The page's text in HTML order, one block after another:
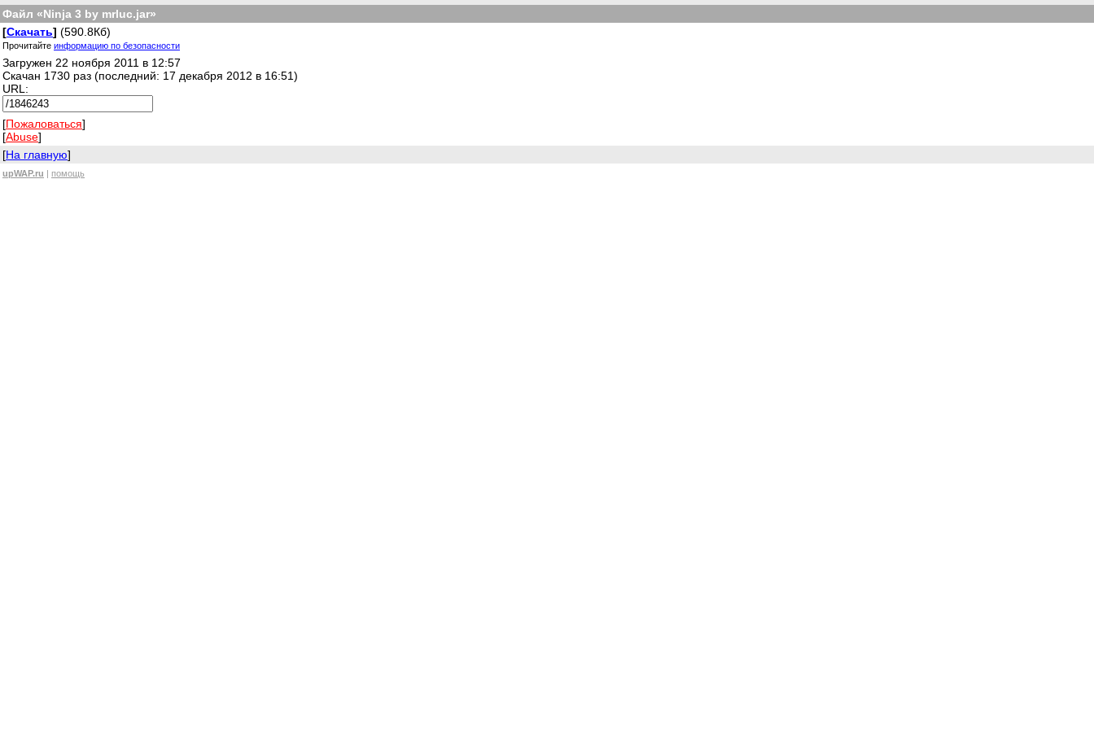
Файл «Ninja 3 by mrluc.jar»
[Скачать] (590.8Кб)
Прочитайте информацию по безопасности
Загружен 22 ноября 2011 в 12:57
Скачан 1730 раз (последний: 17 декабря 2012 в 16:51)
URL:
[Пожаловаться]
[Abuse]
[На главную]
upWAP.ru | помощь